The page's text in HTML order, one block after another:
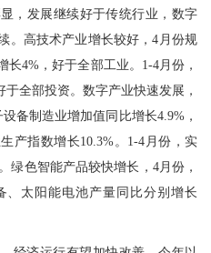
，发展继续好于传统行业，数字
。高技术产业增长较好，4月份规
4%，好于全部工业。1-4月份，
全部投资。数字产业快速发展，
备制造业增加值同比增长4.9%，
产指数增长10.3%。1-4月份，实
绿色智能产品较快增长，4月份，
、太阳能电池产量同比分别增长